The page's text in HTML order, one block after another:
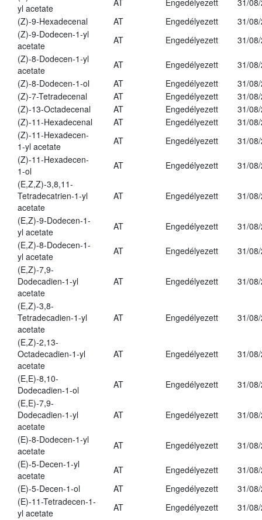
yl acetate
AT Engedélyezett
31/
(Z)-9-Hexadecenal
AT Engedélyezett
31/
(Z)-9-Dodecen-1-yl
acetate
AT Engedélyezett
31/
(Z)-8-Dodecen-1-yl
acetate
AT Engedélyezett
31/
(Z)-8-Dodecen-1-ol
AT Engedélyezett
31/
(Z)-7-Tetradecenal
AT Engedélyezett
31/
(Z)-13-Octadecenal
AT Engedélyezett
31/
(Z)-11-Hexadecenal
AT Engedélyezett
31/
(Z)-11-Hexadecen-
1-yl acetate
AT Engedélyezett
31/
(Z)-11-Hexadecen-
1-ol
AT Engedélyezett
31/
(E,Z,Z)-3,8,11-
Tetradecatrien-1-yl
acetate
AT Engedélyezett 31/
(E,Z)-9-Dodecen-1-
yl acetate
AT Engedélyezett
31/
(E,Z)-8-Dodecen-1-
yl acetate
AT Engedélyezett
31/
(E,Z)-7,9-
Dodecadien-1-yl
acetate
AT Engedélyezett 31/
(E,Z)-3,8-
Tetradecadien-1-yl
acetate
AT Engedélyezett 31/
(E,Z)-2,13-
Octadecadien-1-yl
acetate
AT Engedélyezett 31/
(E,E)-8,10-
Dodecadien-1-ol
AT Engedélyezett
31/
(E,E)-7,9-
Dodecadien-1-yl
acetate
AT Engedélyezett 31/
(E)-8-Dodecen-1-yl
acetate
AT Engedélyezett
31/
(E)-5-Decen-1-yl
acetate
AT Engedélyezett
31/
(E)-5-Decen-1-ol
AT Engedélyezett
31/
(E)-11-Tetradecen-1-
yl acetate
AT Engedélyezett 31/